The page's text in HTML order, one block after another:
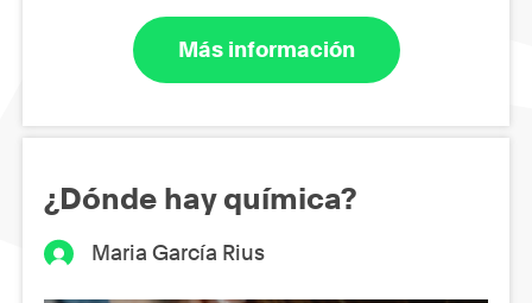
Más información
¿Dónde hay química?
Maria García Rius